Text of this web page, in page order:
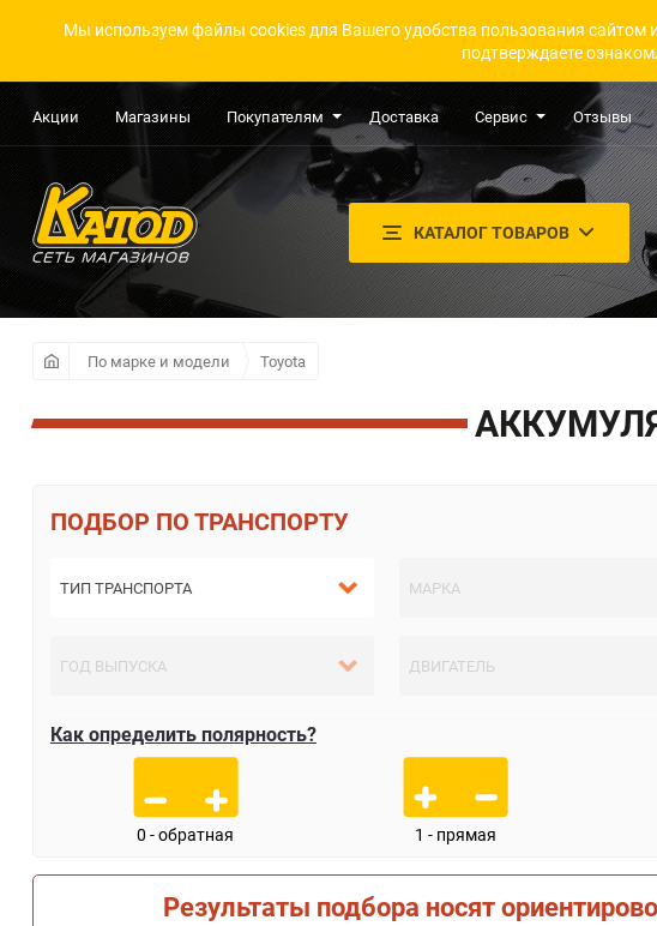
Мы используем файлы cookies для Вашего удобства пользования сайтом
подтверждаете
Акции Магазины Покупателям Доставка Сервис Отзывы
КАТАЛОГ ТОВАРОВ
По марке и модели Toyota
ПО ТРАНСПОРТУ
Как определить полярность?
0 - обратная 1 - прямая
Результаты подбора носят